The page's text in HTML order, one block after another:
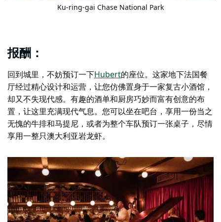
Ku-ring-gai Chase National Park
报酬：
回到城里，不妨预订一下Hubert的座位。这家地下法国餐
厅经过精心设计和运营，让您仿佛置身于一家复古小酒馆，
却又不失现代感。有趣的酒单和厨房巧妙而富有创意的布
置，让这里充满现代气息。您可以坐在吧台，享用一份当之
无愧的牛排和马提尼，或者为整个车队预订一张桌子，尽情
享用一整只澳大利亚岩龙虾。